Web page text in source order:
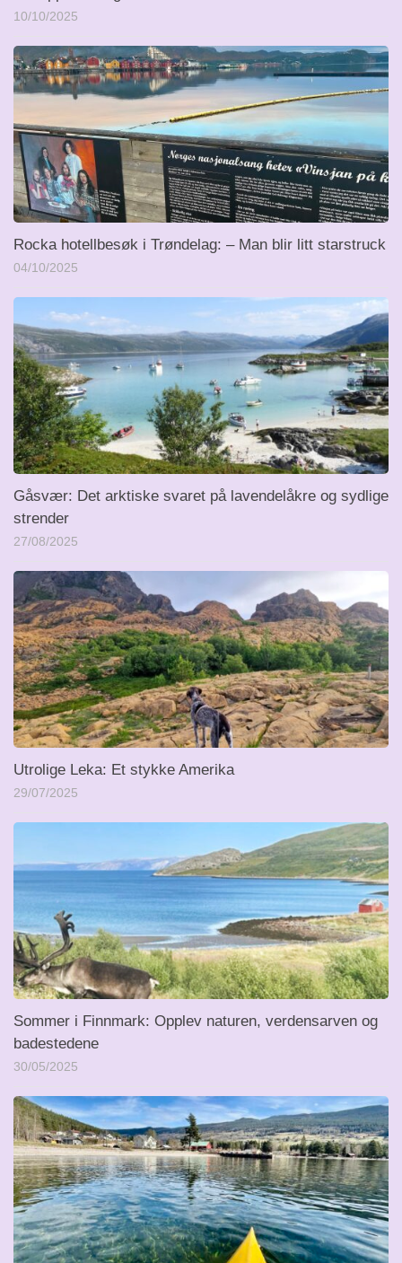
10/10/2025
Rocka hotellbesøk i Trøndelag: – Man blir litt starstruck
04/10/2025
Gåsvær: Det arktiske svaret på lavendelåkre og sydlige
strender
27/08/2025
Utrolige Leka: Et stykke Amerika
29/07/2025
Sommer i Finnmark: Opplev naturen, verdensarven og
badestedene
30/05/2025